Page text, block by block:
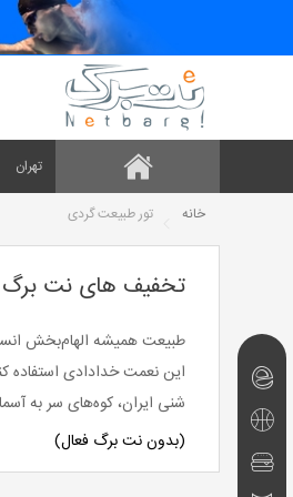
تهران
خانه تور طبیعت گردی
نت‌برگ‌های
امروز
تفریحی
رستوران
تخفیف های نت برگ
طبیعت همیشه الهام‌بخش
این نعمت خدادادی استفاده
شنی ایران، کوه‌های سر به
(بدون نت برگ فعال)